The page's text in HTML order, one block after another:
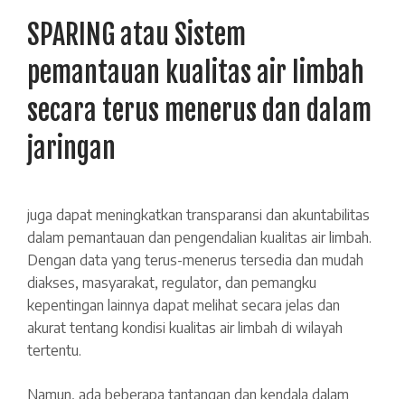
SPARING atau Sistem
pemantauan kualitas air limbah
secara terus menerus dan dalam
jaringan
juga dapat meningkatkan transparansi dan akuntabilitas
dalam pemantauan dan pengendalian kualitas air limbah.
Dengan data yang terus-menerus tersedia dan mudah
diakses, masyarakat, regulator, dan pemangku
kepentingan lainnya dapat melihat secara jelas dan
akurat tentang kondisi kualitas air limbah di wilayah
tertentu.
Namun, ada beberapa tantangan dan kendala dalam